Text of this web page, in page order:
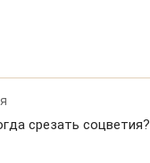
срезать соцветия?